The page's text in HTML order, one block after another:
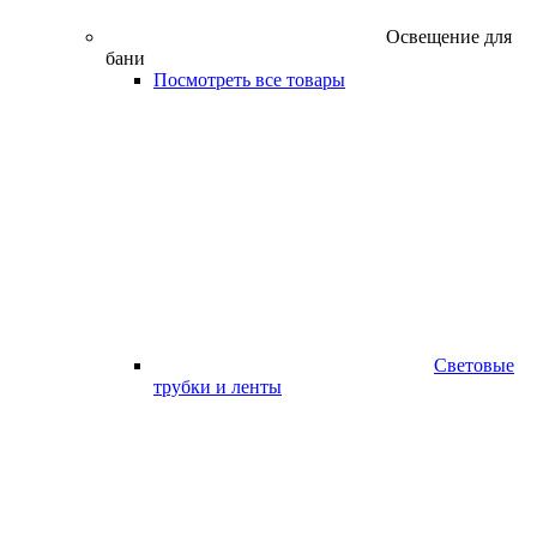
Освещение для
бани
Посмотреть все товары
Световые
трубки и ленты